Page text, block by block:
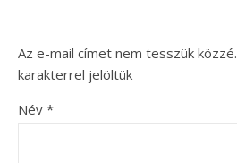
Az e-mail címet nem tesszük közzé.
karakterrel jelöltük
Név *